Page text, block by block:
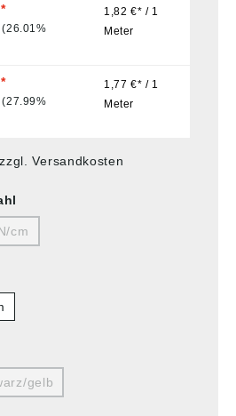
(26.01%
1,82 €* / 1
Meter
(27.99%
1,77 €* / 1
Meter
Versandkosten
cm
gelb